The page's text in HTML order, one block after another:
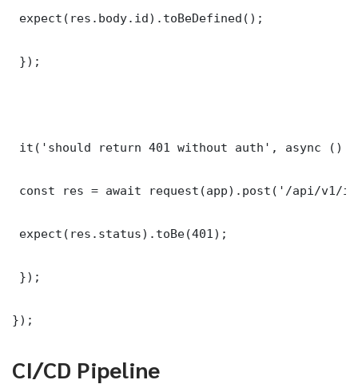
expect(res.body.id).toBeDefined();
});
it('should return 401 without auth', async ()
const res = await request(app).post('/api/v1/
expect(res.status).toBe(401);
});
});
CI/CD Pipeline